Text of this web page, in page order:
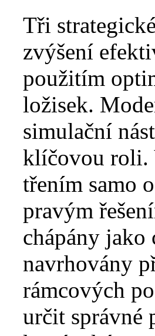
Tři
zvýšení
použitím
ložisek.
simulační
klíčovou roli.
třením samo
pravým
chápány jako
navrhovány
rámcových
určit správné